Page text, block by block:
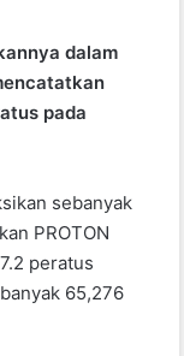
dalam
pada
sebanyak
PROTON
peratus
65,276